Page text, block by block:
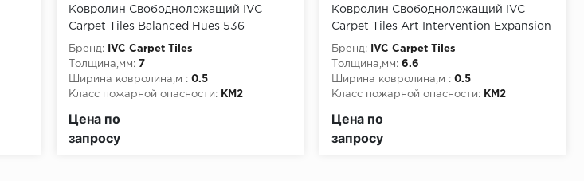
Ковролин Свободнолежащий IVC
Carpet Tiles Balanced Hues 536
Бренд:
IVC Carpet Tiles
Толщина,мм: 7
Ширина ковролина,м : 0.5
Класс пожарной опасности:
КМ2
рулонам, от 100м2
Цена по
запросу
Ковролин Свободнолежащий IVC
Carpet Tiles Art Intervention Expansion
Point 478
Бренд:
IVC Carpet Tiles
Толщина,мм: 6.6
Ширина ковролина,м : 0.5
Класс пожарной опасности:
КМ2
рулонам, от 100м2
Цена по
запросу